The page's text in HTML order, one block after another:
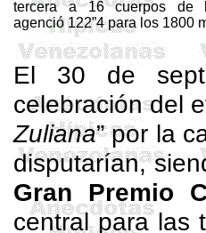
tercera a 16 cuerpos de
agenció 122”4 para los 1800
El 30 de
celebración del
Zuliana” por la
disputarían,
Gran Premio
central para las